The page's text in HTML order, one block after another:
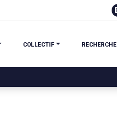
COLLECTIF RECHERCHE